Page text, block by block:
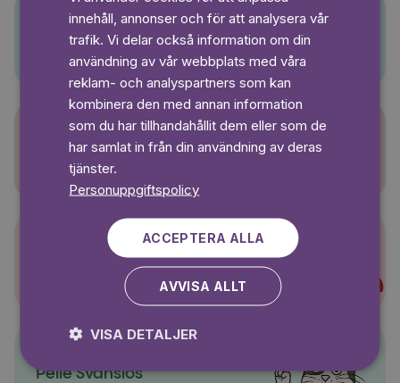
Sagasagor
Super-Charlie
Pelle Svanslös
innehåll, annonser och för att analysera vår
trafik. Vi delar också information om din
användning av vår webbplats med våra
reklam- och analyspartners som kan
kombinera den med annan information
som du har tillhandahållit dem eller som de
har samlat in från din användning av deras
tjänster.
Personuppgiftspolicy
ACCEPTERA ALLA
AVVISA ALLT
VISA DETALJER